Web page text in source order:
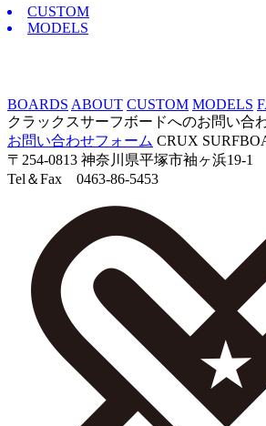
CUSTOM
MODELS
BOARDS ABOUT CUSTOM MODELS
クラックスサーフボードへのお問い合
お問い合わせフォーム CRUX
〒254-0813 神奈川県平塚市袖ヶ浜19-1
Tel＆Fax 0463-86-5453